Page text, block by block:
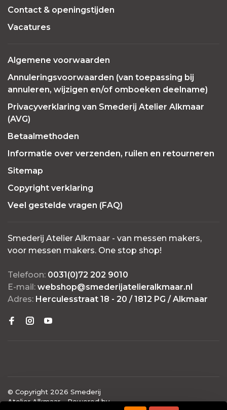
Contact & openingstijden
Vacatures
Algemene voorwaarden
Annuleringsvoorwaarden (van toepassing bij
annuleren, wijzigen en/of omboeken deelname)
Privacyverklaring van Smederij Atelier Alkmaar
(AVG)
Betaalmethoden
Informatie over verzenden, ruilen en retourneren
Sitemap
Copyright verklaring
Veel gestelde vragen (FAQ)
Smederij Atelier Alkmaar - van messen makers,
voor messen makers. One stop shop!
Telefoon: 0031(0)72 202 9010
E-mail: webshop@smederijatelieralkmaar.nl
Adres: Herculesstraat 18 - 20 / 1812 PG / Alkmaar
© Copyright 2026 Smederij
Atelier Alkmaar- Powered by